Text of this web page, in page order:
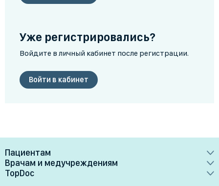
Уже регистрировались?
Войдите в личный кабинет после регистрации.
Войти в кабинет
Пациентам
Врачи
Клиники
Врачам и медучреждениям
Преимущества
TopDoc